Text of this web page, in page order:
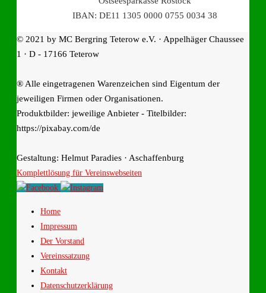
IBAN: DE11 1305 0000 0755 0034 38
© 2021 by MC Bergring Teterow e.V. · Appelhäger Chaussee
1 · D - 17166 Teterow
® Alle eingetragenen Warenzeichen sind Eigentum der
jeweiligen Firmen oder Organisationen.
Produktbilder: jeweilige Anbieter - Titelbilder:
https://pixabay.com/de
Gestaltung: Helmut Paradies · Aschaffenburg
Komplettlösung für Vereinswebseiten
Home
Impressum
Der Vorstand
Vereinssatzung
Kontakt
Datenschutzerklärung